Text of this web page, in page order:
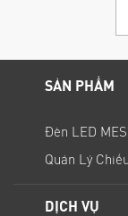
SẢN PHẨM
Đèn LED MES
Quản Lý
DỊCH VỤ